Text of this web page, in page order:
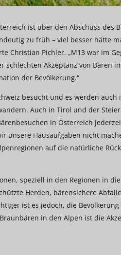
ist über den Abschuss des
zu früh – viel besser hätte
Christian Pichler. „M13 war im
Akzeptanz von Bären
der Bevölkerung.“
besucht und es werden
Auch in Tirol und der
in Österreich
unsere Hausaufgaben nicht
auf die natürliche
speziell in den Regionen in
Herden, bärensichere
ist es jedoch, die
in den Alpen ist die